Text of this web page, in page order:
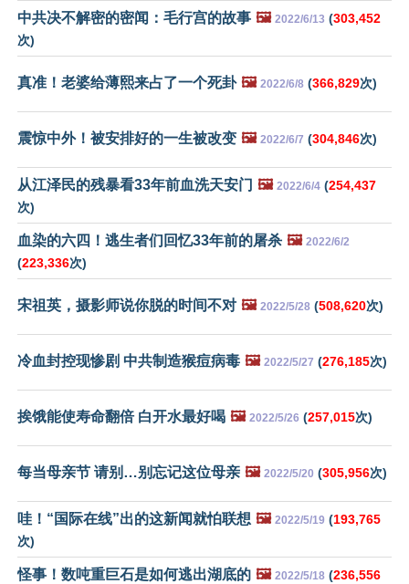
中共决不解密的密闻：毛行宫的故事 🖼️ 2022/6/13 (303,452
次)
真准！老婆给薄熙来占了一个死卦 🖼️ 2022/6/8 (366,829次)
震惊中外！被安排好的一生被改变 🖼️ 2022/6/7 (304,846次)
从江泽民的残暴看33年前血洗天安门 🖼️ 2022/6/4 (254,437
次)
血染的六四！逃生者们回忆33年前的屠杀 🖼️ 2022/6/2
(223,336次)
宋祖英，摄影师说你脱的时间不对 🖼️ 2022/5/28 (508,620次)
冷血封控现惨剧 中共制造猴痘病毒 🖼️ 2022/5/27 (276,185次)
挨饿能使寿命翻倍 白开水最好喝 🖼️ 2022/5/26 (257,015次)
每当母亲节 请别…别忘记这位母亲 🖼️ 2022/5/20 (305,956次)
哇！“国际在线”出的这新闻就怕联想 🖼️ 2022/5/19 (193,765
次)
怪事！数吨重巨石是如何逃出湖底的 🖼️ 2022/5/18 (236,556